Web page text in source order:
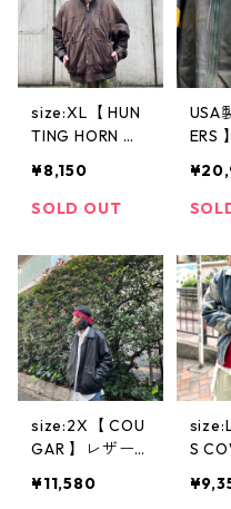
size:XL【 HUN
TING HORN 】
ト レザー ブラ
ウン 茶 古着 古
ンテージ
¥8,150
SOLD OUT
USA
ERS
ケッ
古着
size:2X【 COU
GAR 】レザー
タイプ 黒 古着
¥11,580
S
ボー